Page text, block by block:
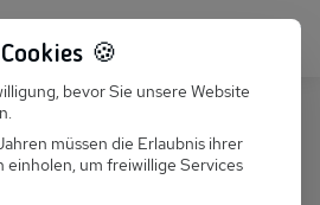
+49 251 899 050
Suchen
Rügenblick
🍪
bevor Sie unsere Website
müssen die Erlaubnis ihrer
um freiwillige Services